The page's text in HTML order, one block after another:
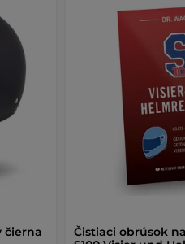
čierna
Čistiaci obrúsok